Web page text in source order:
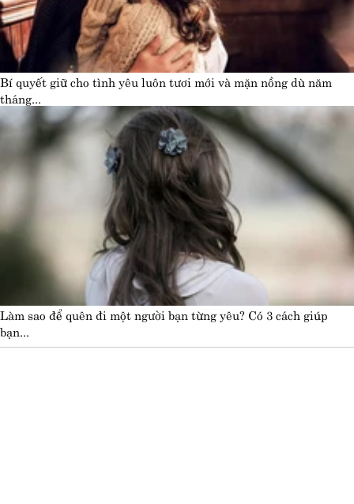
Bí quyết giữ cho tình yêu luôn tươi mới và mặn nồng dù năm
tháng...
Làm sao để quên đi một người bạn từng yêu? Có 3 cách giúp
bạn...